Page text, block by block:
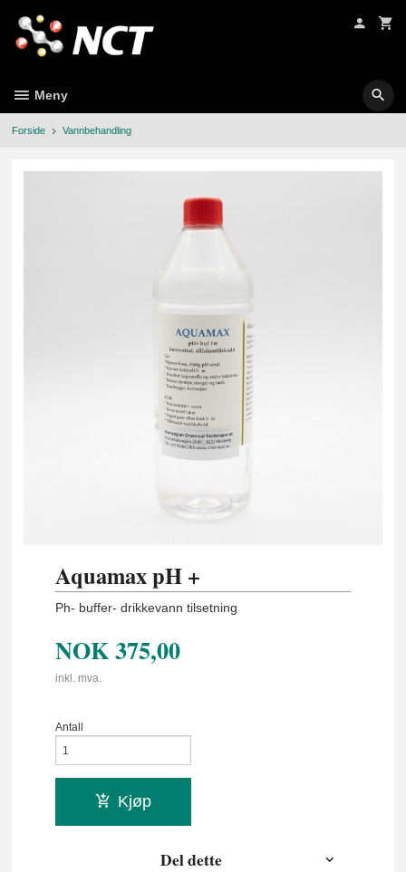
innholdet
Meny
Forside Vannbehandling
Aquamax pH +
Ph- buffer- drikkevann tilsetning
NOK375,00
inkl. mva.
Antall
Kjøp
Del dette